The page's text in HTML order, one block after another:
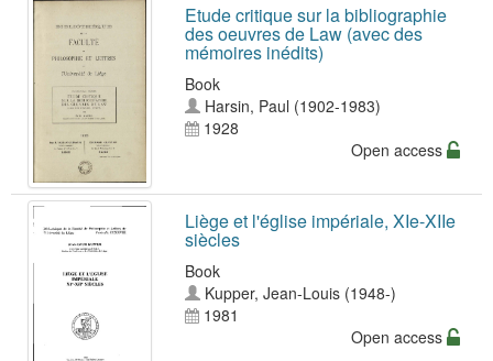
Etude critique sur la bibliographie
des oeuvres de Law (avec des
mémoires inédits)
Book
Harsin, Paul (1902-1983)
1928
Open access
Liège et l'église impériale, XIe-XIIe
siècles
Book
Kupper, Jean-Louis (1948-)
1981
Open access